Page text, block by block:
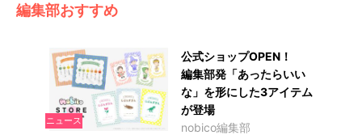
編集部おすすめ
ニュース
公式ショップOPEN！
編集部発「あったらいい
な」を形にした3アイテム
が登場
nobico編集部